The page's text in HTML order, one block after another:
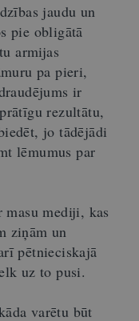
jaudu un
pie obligātā
armijas
pa pieri,
ir
rezultātu,
jo tādējādi
lēmumus par
mediji, kas
ziņām un
pētnieciskajā
uz to pusi.
varētu būt